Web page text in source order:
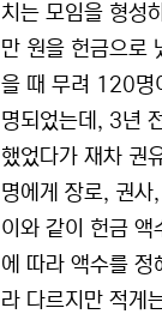
치는 모임을 형성
만 원을 헌금으로
을 때 무려 120명
명되었는데, 3년
했었다가 재차 권
명에게 장로, 권
이와 같이 헌금 액
에 따라 액수를 정
라 다르지만 적게